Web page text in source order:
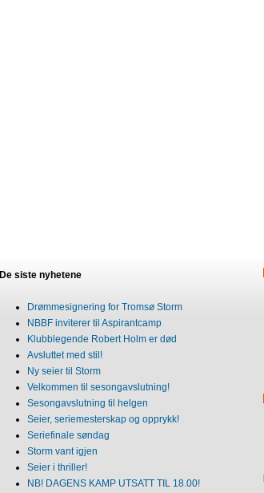
De siste nyhetene
Drømmesignering for Tromsø Storm
NBBF inviterer til Aspirantcamp
Klubblegende Robert Holm er død
Avsluttet med stil!
Ny seier til Storm
Velkommen til sesongavslutning!
Sesongavslutning til helgen
Seier, seriemesterskap og opprykk!
Seriefinale søndag
Storm vant igjen
Seier i thriller!
NB! DAGENS KAMP UTSATT TIL 18.00!